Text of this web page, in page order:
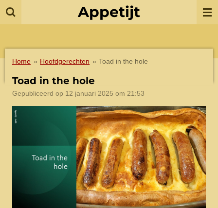
Ga
Appetijt
Home » Hoofdgerechten » Toad in the hole
Toad in the hole
Gepubliceerd op 12 januari 2025 om 21:53